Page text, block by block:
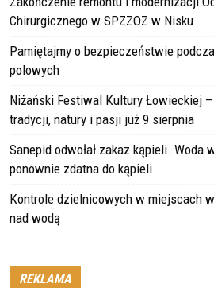
Chirurgicznego w SPZZOZ w Nisku
Pamiętajmy o bezpieczeństwie
polowych
Niżański Festiwal Kultury Łowieckiej
tradycji, natury i pasji już 9 sierpnia
Sanepid odwołał zakaz kąpieli. Woda
ponownie zdatna do kąpieli
Kontrole dzielnicowych w miejscach
nad wodą
REKLAMA